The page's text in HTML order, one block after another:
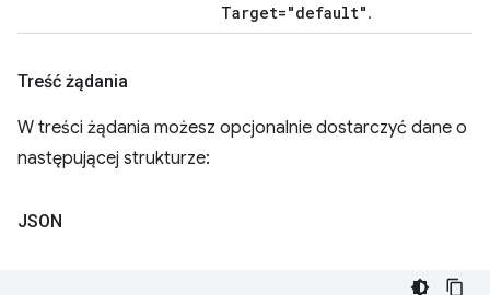
Target="default".
Treść żądania
W treści żądania możesz opcjonalnie dostarczyć dane o
następującej strukturze:
JSON